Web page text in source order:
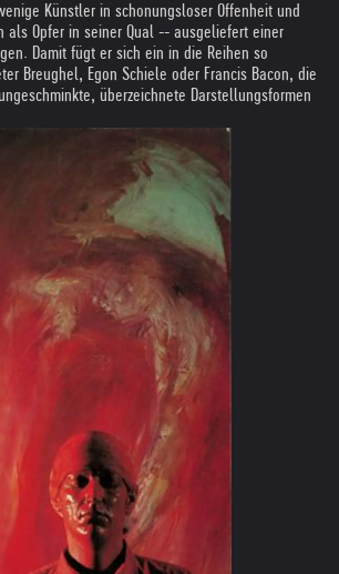
Künstler in schonungsloser Offenheit und
als Opfer in seiner Qual -- ausgeliefert einer
Damit fügt er sich ein in die Reihen so
Breughel, Egon Schiele oder Francis Bacon, die
überzeichnete Darstellungsformen